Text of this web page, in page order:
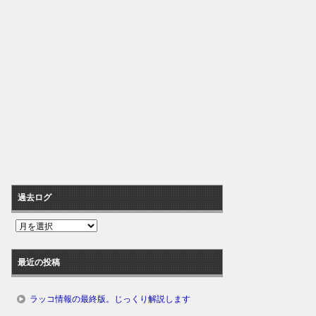
過去ログ
過
ロ
グ
最近の投稿
ラッコ情報の最終版。じっくり解説します